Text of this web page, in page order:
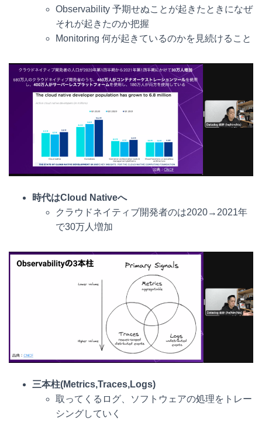
Observability 予期せぬことが起きたときになぜ
それが起きたのか把握
Monitoring 何が起きているのかを見続けること
時代はCloud Nativeへ
クラウドネイティブ開発者のは2020→2021年
で30万人増加
三本柱(Metrics,Traces,Logs)
取ってくるログ、ソフトウェアの処理をトレー
シングしていく